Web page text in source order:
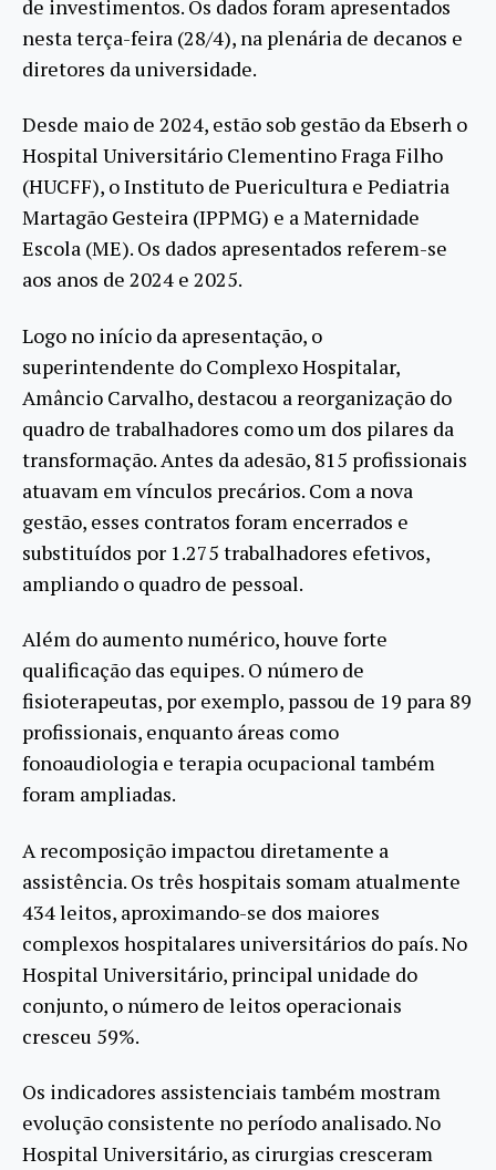
de investimentos. Os dados foram apresentados
nesta terça-feira (28/4), na plenária de decanos e
diretores da universidade.
Desde maio de 2024, estão sob gestão da Ebserh o
Hospital Universitário Clementino Fraga Filho
(HUCFF), o Instituto de Puericultura e Pediatria
Martagão Gesteira (IPPMG) e a Maternidade
Escola (ME). Os dados apresentados referem-se
aos anos de 2024 e 2025.
Logo no início da apresentação, o
superintendente do Complexo Hospitalar,
Amâncio Carvalho, destacou a reorganização do
quadro de trabalhadores como um dos pilares da
transformação. Antes da adesão, 815 profissionais
atuavam em vínculos precários. Com a nova
gestão, esses contratos foram encerrados e
substituídos por 1.275 trabalhadores efetivos,
ampliando o quadro de pessoal.
Além do aumento numérico, houve forte
qualificação das equipes. O número de
fisioterapeutas, por exemplo, passou de 19 para 89
profissionais, enquanto áreas como
fonoaudiologia e terapia ocupacional também
foram ampliadas.
A recomposição impactou diretamente a
assistência. Os três hospitais somam atualmente
434 leitos, aproximando-se dos maiores
complexos hospitalares universitários do país. No
Hospital Universitário, principal unidade do
conjunto, o número de leitos operacionais
cresceu 59%.
Os indicadores assistenciais também mostram
evolução consistente no período analisado. No
Hospital Universitário, as cirurgias cresceram